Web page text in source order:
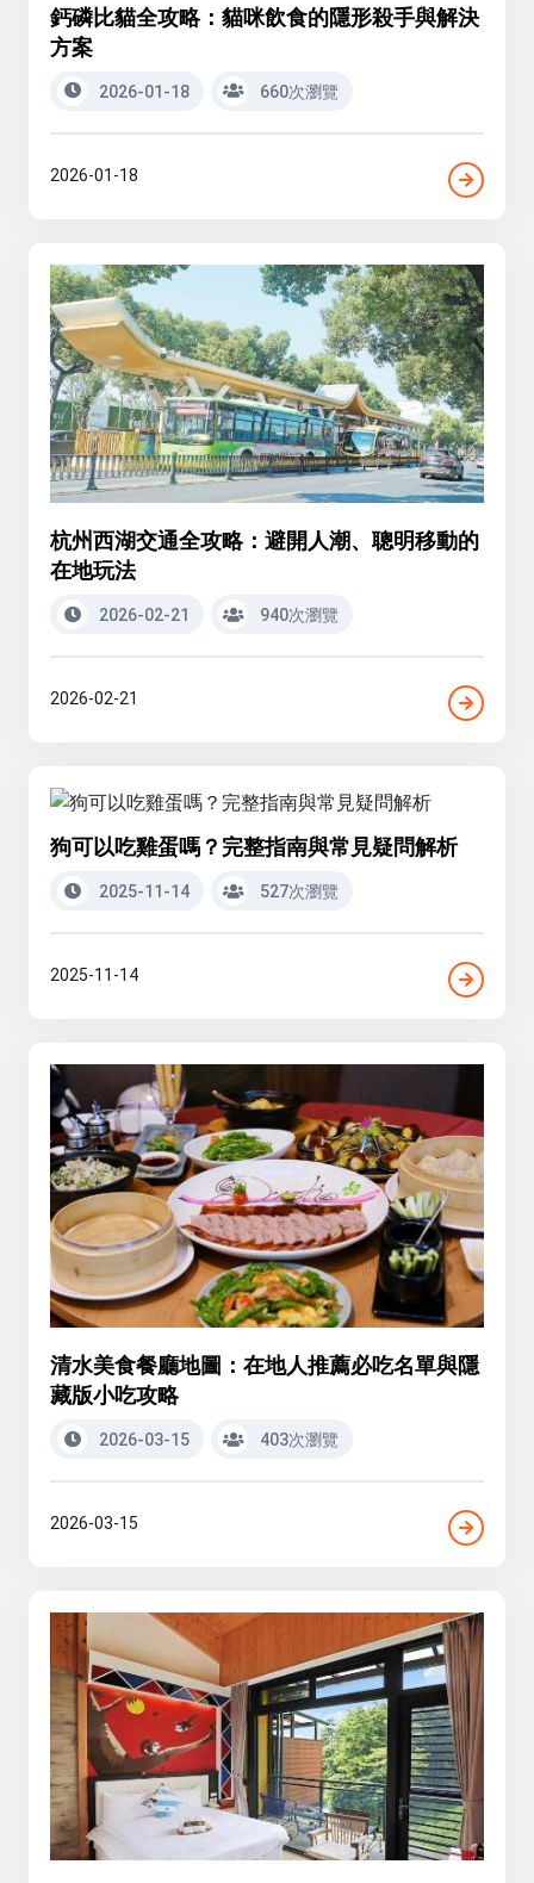
鈣磷比貓全攻略：貓咪飲食的隱形殺手與解決
方案
2026-01-18 660次瀏覽
2026-01-18
杭州西湖交通全攻略：避開人潮、聰明移動的
在地玩法
2026-02-21 940次瀏覽
2026-02-21
狗可以吃雞蛋嗎？完整指南與常見疑問解析
2025-11-14 527次瀏覽
2025-11-14
清水美食餐廳地圖：在地人推薦必吃名單與隱
藏版小吃攻略
2026-03-15 403次瀏覽
2026-03-15